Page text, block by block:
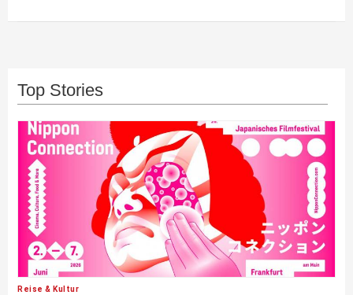
Top Stories
Reise & Kultur